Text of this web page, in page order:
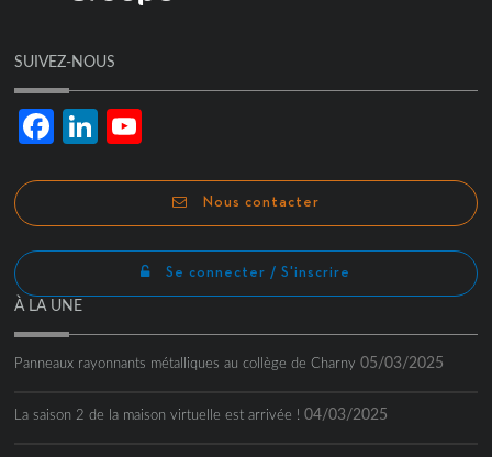
SUIVEZ-NOUS
FacebookLinkedIn
Nous contacter
Se connecter / S'inscrire
À LA UNE
Panneaux rayonnants métalliques au collège de Charny 05/03/2025
La saison 2 de la maison virtuelle est arrivée ! 04/03/2025